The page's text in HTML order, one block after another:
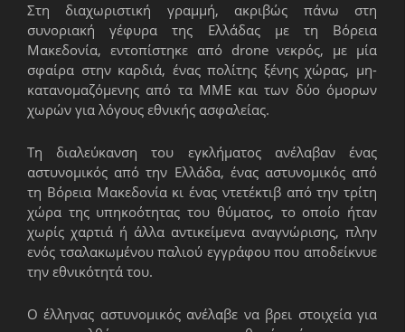
Στη διαχωριστική γραμμή, ακριβώς πάνω στη
συνοριακή γέφυρα της Ελλάδας με τη Βόρεια
Μακεδονία, εντοπίστηκε από drone νεκρός, με μία
σφαίρα στην καρδιά, ένας πολίτης ξένης χώρας, μη-
κατανομαζόμενης από τα ΜΜΕ και των δύο όμορων
χωρών για λόγους εθνικής ασφαλείας.
Τη διαλεύκανση του εγκλήματος ανέλαβαν ένας
αστυνομικός από την Ελλάδα, ένας αστυνομικός από
τη Βόρεια Μακεδονία κι ένας ντετέκτιβ από την τρίτη
χώρα της υπηκοότητας του θύματος, το οποίο ήταν
χωρίς χαρτιά ή άλλα αντικείμενα αναγνώρισης, πλην
ενός τσαλακωμένου παλιού εγγράφου που αποδείκνυε
την εθνικότητά του.
Ο έλληνας αστυνομικός ανέλαβε να βρει στοιχεία για